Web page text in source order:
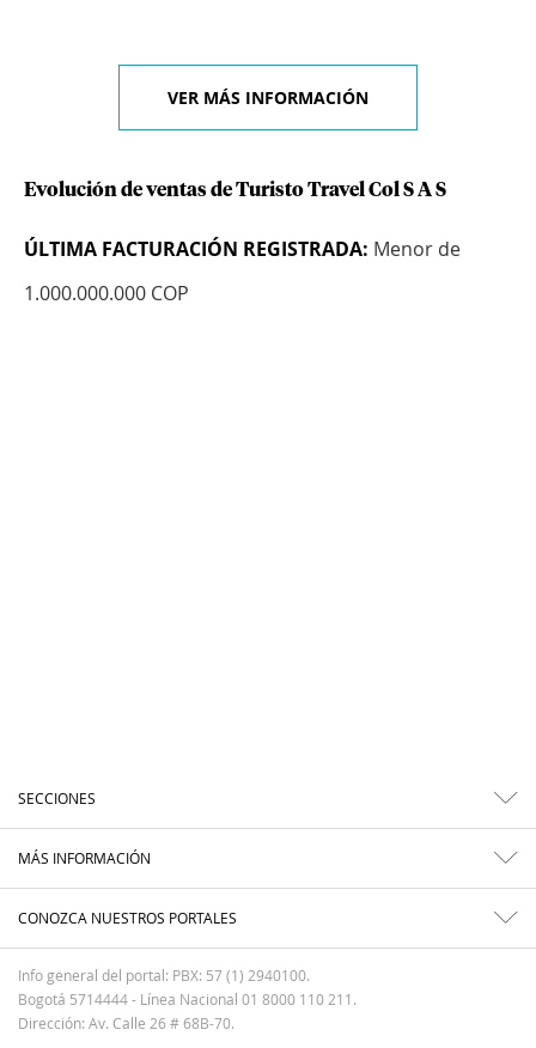
VER MÁS INFORMACIÓN
Evolución de ventas de Turisto Travel Col S A S
ÚLTIMA FACTURACIÓN REGISTRADA: Menor de
1.000.000.000 COP
SECCIONES
MÁS INFORMACIÓN
CONOZCA NUESTROS PORTALES
Info general del portal: PBX: 57 (1) 2940100.
Bogotá 5714444 - Línea Nacional 01 8000 110 211.
Dirección: Av. Calle 26 # 68B-70.